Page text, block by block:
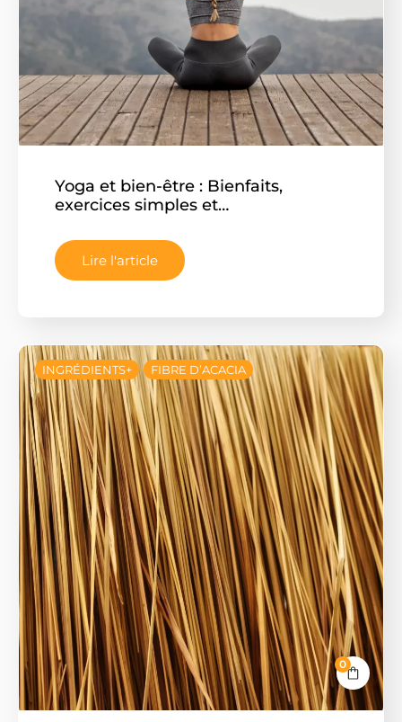
Yoga et bien-être : Bienfaits,
exercices simples et…
Lire l'article
INGRÉDIENTS+ FIBRE D’ACACIA
0